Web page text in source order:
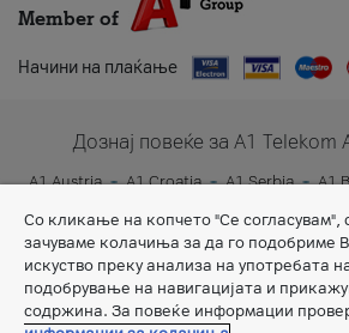
Member of
Начини на плаќање
Дознај повеќе за A1 Telekom
A1 Austria A1 Croatia A1 Serbia A1
Со кликање на копчето "Се согласувам",
зачуваме колачиња за да го подобриме
искуство преку анализа на употребата
подобрување на навигацијата и
содржина. За повеќе информации